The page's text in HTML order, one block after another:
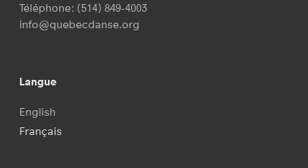
Téléphone: (514) 849-4003
info@quebecdanse.org
Langue
English
Français